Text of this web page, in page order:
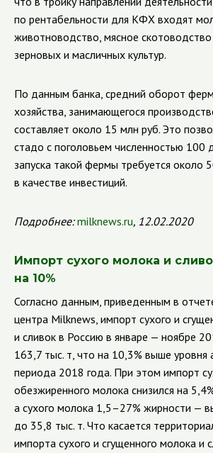
по рентабельности для КФХ входят
животноводство, мясное
зерновых и масличных культур.
По данным банка, средний оборот
хозяйства, занимающегося
составляет около 15 млн руб. Это
стадо с поголовьем численностью 100
запуска такой фермы требуется около
в качестве инвестиций.
Подробнее: milknews.ru, 12.02.2020
Импорт сухого молока и
на 10%
Согласно данным, приведенным в
центра Milknews, импорт сухого и
и сливок в Россию в январе — ноябре
163,7 тыс. т, что на 10,3% выше уровня
периода 2018 года. При этом импорт
обезжиренного молока снизился на
а сухого молока 1,5–27% жирности —
до 35,8 тыс. т. Что касается
импорта сухого и сгущенного молока и